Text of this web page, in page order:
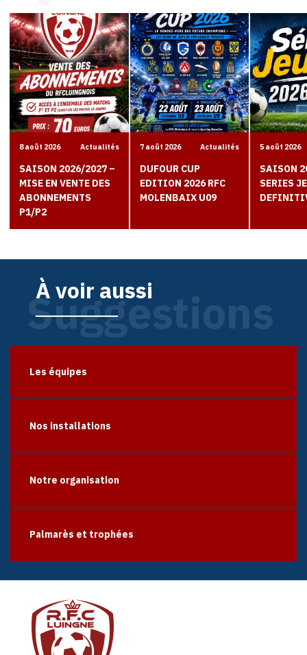
8 août 2026 Actualités
SAISON 2026/2027 –
MISE EN VENTE DES
ABONNEMENTS
P1/P2
7 août 2026 Actualités
DUFOUR CUP
EDITION 2026 RFC
MOLENBAIX U09
5 août 2026
SAISON
SERIES
À voir aussi
Suggestions
Les équipes
Nos installations
Notre organisation
Palmarès et trophées